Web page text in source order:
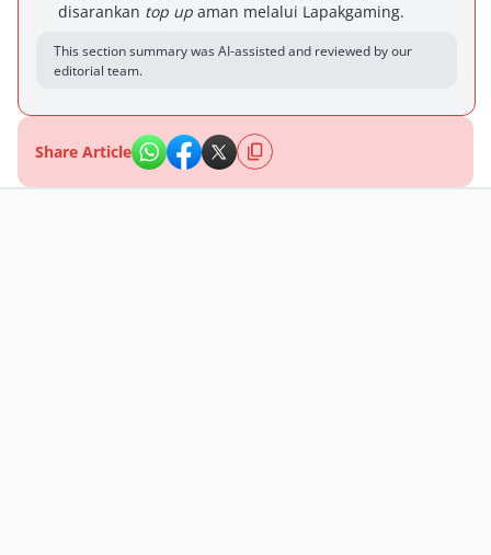
disarankan top up aman melalui Lapakgaming.
This section summary was AI-assisted and reviewed by our
editorial team.
Share Article